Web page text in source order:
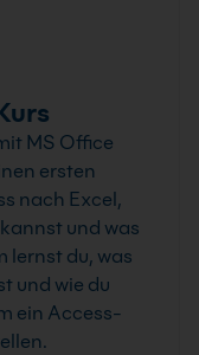
MS Office
ersten
nach Excel,
und was
lernst du, was
und wie du
ein Access-